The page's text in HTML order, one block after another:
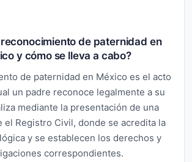
reconocimiento de paternidad en
y cómo se lleva a cabo?
de paternidad en México es el acto
un padre reconoce legalmente a su
mediante la presentación de una
el Registro Civil, donde se acredita la
y se establecen los derechos y
correspondientes.